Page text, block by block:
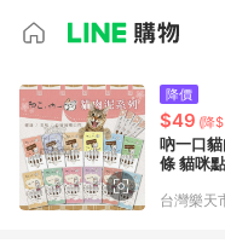
降價
$49 (降
吶一口
條 貓咪
台灣樂天